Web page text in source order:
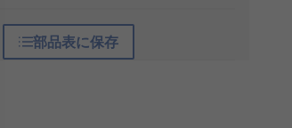
部品表に保存